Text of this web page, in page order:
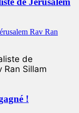
de
Ran Sillam
!